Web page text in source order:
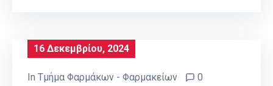
16 Δεκεμβρίου, 2024
In Τμήμα Φαρμάκων - Φαρμακείων 0